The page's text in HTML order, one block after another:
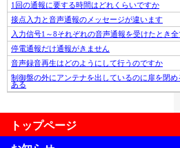
1回の通報に要する時間はどれくらいですか
接点入力と音声通報のメッセージが違います
入力信号1～8それぞれの音声通報を受けたとき
停電通報だけ通報がきません
音声録音再生はどのようにして行うのですか
制御盤の外にアンテナを出しているのに扉を閉
ある
トップページ